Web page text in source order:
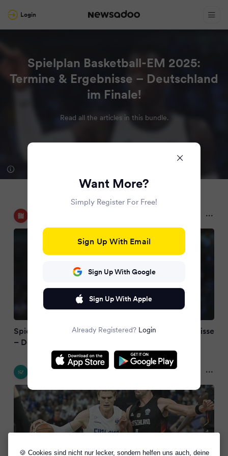
🍪 Cookies sind nicht nur lecker, sondern helfen uns auch, deine
Login
Spielplan Basketball-EM 2025:
Termine & Ergebnisse – Deutschland
im Finale!
Read all the articles in this bundle.
Spielplan Basketball-EM 2025: Termine & Ergebnisse
– Deutschland im Finale!
Süddeutsche Zeitung
Want More?
Simply Register For Free!
Sign Up With Email
Sign Up With Google
Sign Up With Apple
Already Registered? Login